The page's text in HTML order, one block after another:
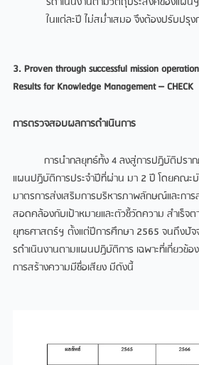
ในแต่ละปี ไม่สม่ําเสมอ จึงต้องปรับปรุง
3. Proven through successful mission
Results for Knowledge Management – CHECK
การตรวจสอบผลการดําเนินการ
การนํากลยุทธ์ทั้ง 4 ลงสู่การปฏิบัติปรากฏ
แผนปฏิบัติการประจําปีที่ผ่าน มา 2 ปี โดยคณะบั
มาตรการส่งเสริมการบริหารภาพลักษณ์และการ
สอดคล้องกับเป้าหมายและตัวชี้วัดความ สําเร็จ
ยุทธศาสตร์ฯ ตั้งแต่ปีการศึกษา 2565 จนถึงปั
รดําเนินงานตามแผนปฏิบัติการ เฉพาะที่เกี่ยวข้
การสร้างความมีชื่อเสียง มีดังนี้